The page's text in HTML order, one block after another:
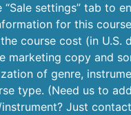
“Sale settings” tab to
for this
course cost (in U.S.
marketing copy and
of genre,
type. (Need us to
Just